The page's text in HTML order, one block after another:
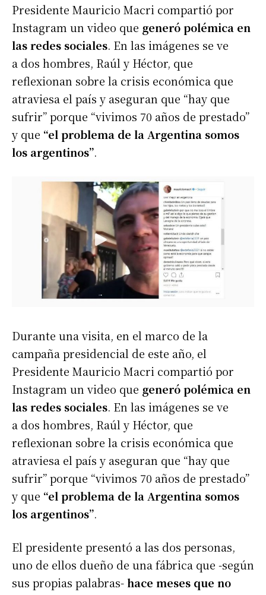
Presidente Mauricio Macri compartió por
Instagram un video que generó polémica en
las redes sociales. En las imágenes se ve
a dos hombres, Raúl y Héctor, que
reflexionan sobre la crisis económica que
atraviesa el país y aseguran que “hay que
sufrir” porque “vivimos 70 años de prestado”
y que “el problema de la Argentina somos
los argentinos”.
Durante una visita, en el marco de la
campaña presidencial de este año, el
Presidente Mauricio Macri compartió por
Instagram un video que generó polémica en
las redes sociales. En las imágenes se ve
a dos hombres, Raúl y Héctor, que
reflexionan sobre la crisis económica que
atraviesa el país y aseguran que “hay que
sufrir” porque “vivimos 70 años de prestado”
y que “el problema de la Argentina somos
los argentinos”.
El presidente presentó a las dos personas,
uno de ellos dueño de una fábrica que -según
sus propias palabras-hace meses que no